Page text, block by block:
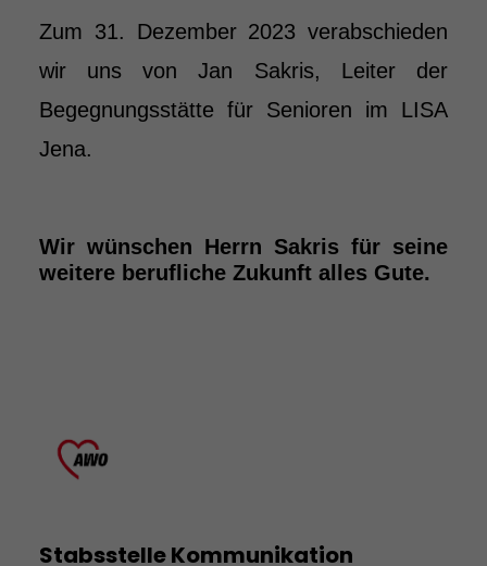
Zum 31. Dezember 2023 verabschieden
wir uns von Jan Sakris, Leiter der
Begegnungsstätte für Senioren im LISA
Jena.
Wir wünschen Herrn Sakris für seine
weitere berufliche Zukunft alles Gute.
Stabsstelle Kommunikation